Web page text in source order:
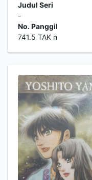
Judul Seri
-
No. Panggil
741.5 TAK n